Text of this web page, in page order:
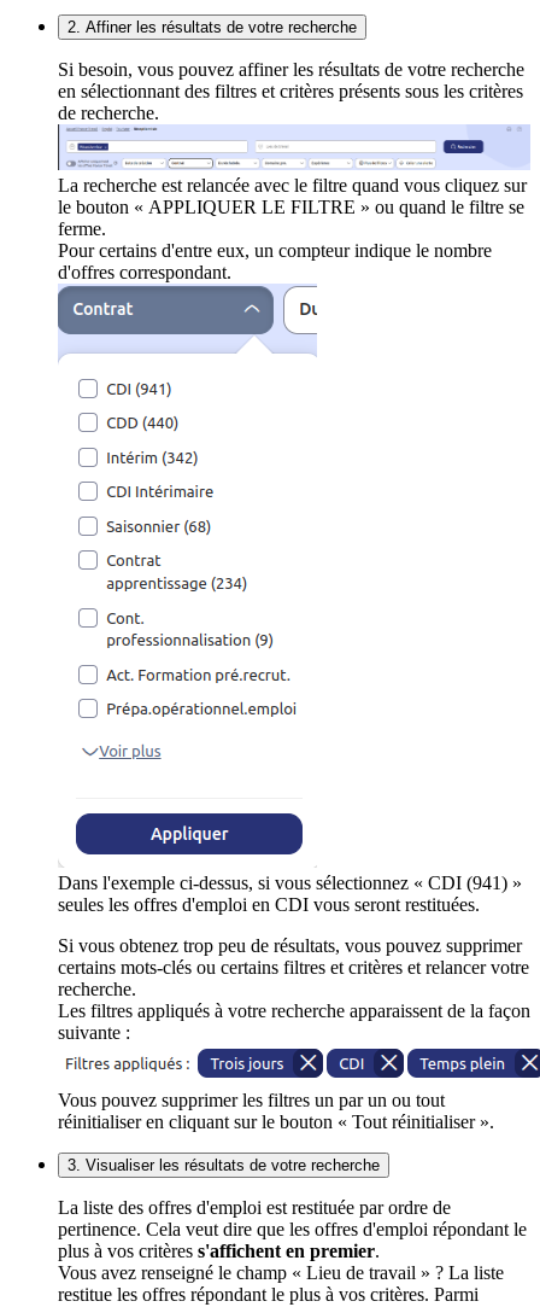
2. Affiner les résultats de votre recherche
Si besoin, vous pouvez affiner les résultats de votre recherche
en sélectionnant des filtres et critères présents sous les critères
de recherche.
La recherche est relancée avec le filtre quand vous cliquez sur
le bouton « APPLIQUER LE FILTRE » ou quand le filtre se
ferme.
Pour certains d'entre eux, un compteur indique le nombre
d'offres correspondant.
Dans l'exemple ci-dessus, si vous sélectionnez « CDI (941) »
seules les offres d'emploi en CDI vous seront restituées.
Si vous obtenez trop peu de résultats, vous pouvez supprimer
certains mots-clés ou certains filtres et critères et relancer votre
recherche.
Les filtres appliqués à votre recherche apparaissent de la façon
suivante :
Vous pouvez supprimer les filtres un par un ou tout
réinitialiser en cliquant sur le bouton « Tout réinitialiser ».
3. Visualiser les résultats de votre recherche
La liste des offres d'emploi est restituée par ordre de
pertinence. Cela veut dire que les offres d'emploi répondant le
plus à vos critères s'affichent en premier.
Vous avez renseigné le champ « Lieu de travail » ? La liste
restitue les offres répondant le plus à vos critères. Parmi